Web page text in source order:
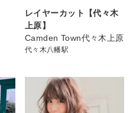
レイヤーカット【代々木
上原】
Camden Town代々木上原
代々木八幡駅